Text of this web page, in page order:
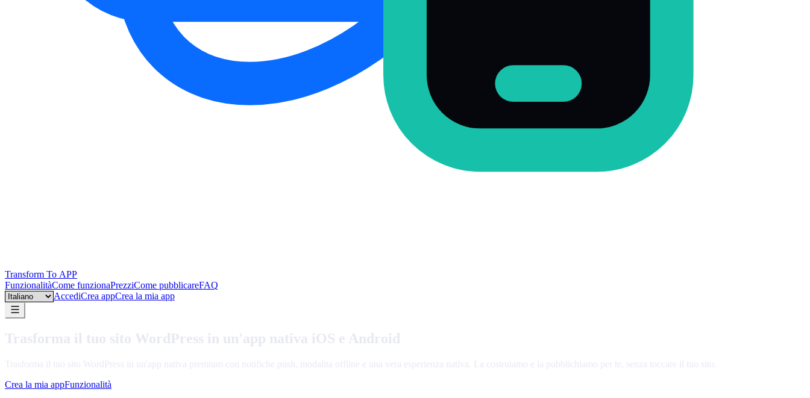
Transform To APP
FunzionalitàCome funzionaPrezziCome pubblicareFAQ
Language
AccediCrea appCrea la mia app
Trasforma il tuo sito WordPress in un'app nativa iOS e Android
Trasforma il tuo sito WordPress in un'app nativa premium con notifiche push, modalita offline e una vera esperienza nativa. La costruiamo e la pubblichiamo per te, senza toccare il tuo sito.
Crea la mia appFunzionalità